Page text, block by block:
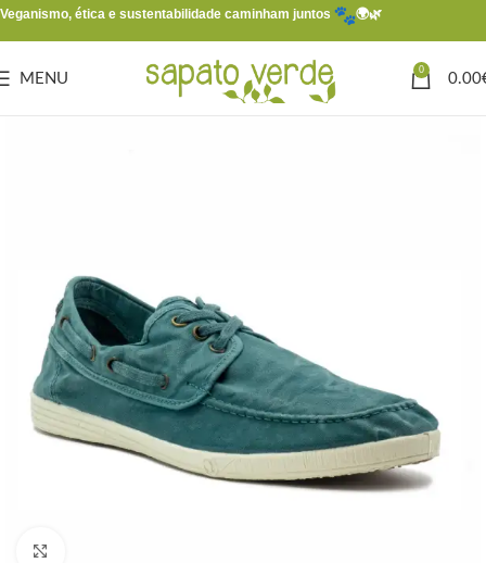
Veganismo, ética e sustentabilidade caminham juntos 🌍🌿
MENU
0
0.00